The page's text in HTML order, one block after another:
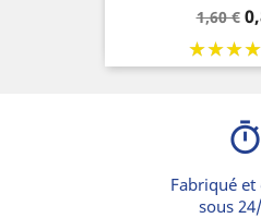
Prix
de
base
1,60 €
timer
Fabriqué et
sous